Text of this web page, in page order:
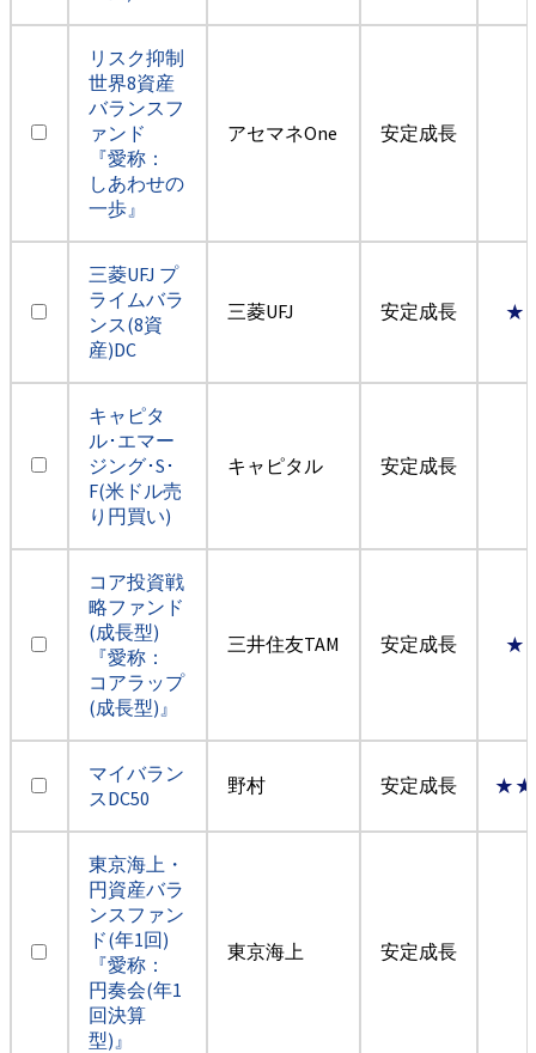
リスク抑制
世界8資産
バランスフ
ァンド
『愛称：
しあわせの
一歩』
アセマネOne 安定成長
三菱UFJ プ
ライムバラ
ンス(8資
産)DC
三菱UFJ 安定成長
キャピタ
ル･エマー
ジング･S･
F(米ドル売
り円買い)
キャピタル 安定成長
コア投資戦
略ファンド
(成長型)
『愛称：
コアラップ
(成長型)』
三井住友TAM 安定成長
マイバラン
スDC50
野村 安定成長
東京海上・
円資産バラ
ンスファン
ド(年1回)
『愛称：
円奏会(年1
回決算
型)』
東京海上 安定成長